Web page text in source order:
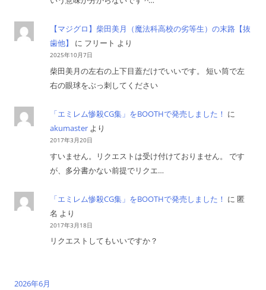
【マジグロ】柴田美月（魔法科高校の劣等生）の末路【抜
歯他】
に フリート より
2025年10月7日
柴田美月の左右の上下目蓋だけでいいです。 短い筒で左
右の眼球をぶっ刺してください
「エミレム惨殺CG集」をBOOTHで発売しました！ に
akumaster より
2017年3月20日
すいません。リクエストは受け付けておりません。 です
が、多分書かない前提でリクエ…
「エミレム惨殺CG集」をBOOTHで発売しました！ に 匿
名 より
2017年3月18日
リクエストしてもいいですか？
2026年6月